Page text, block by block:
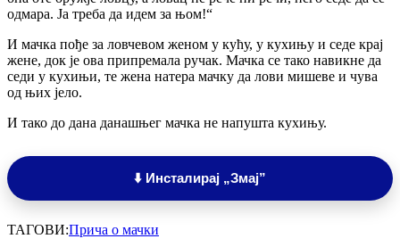
одмара. Ја треба да идем за њом!“
И мачка пође за ловчевом женом у кућу, у кухињу и седе крај
жене, док је ова припремала ручак. Мачка се тако навикне да
седи у кухињи, те жена натера мачку да лови мишеве и чува
од њих јело.
И тако до дана данашњег мачка не напушта кухињу.
⬇️ Инсталирај „Змај”
ТАГОВИ:Прича о мачки